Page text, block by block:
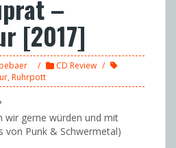
–
[2017]
CD Review
,Ruhrpott
wir gerne würden und mit
von Punk & Schwermetal)